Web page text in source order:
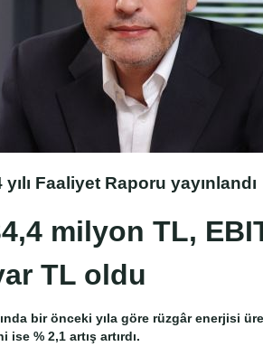
Faaliyet Raporu yayınlandı
milyon TL,
TL oldu
bir önceki yıla göre rüzgâr enerjisi
ise % 2,1 artış artırdı.